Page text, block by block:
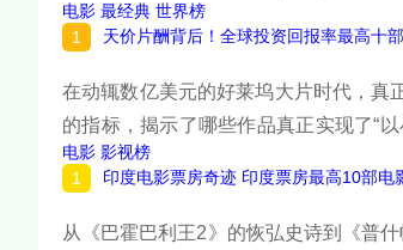
幕杰作，用教科书级的视觉语言证明：
吧！
电影 最经典 世界榜
天价片酬背后！全球投资回报率最高十
在动辄数亿美元的好莱坞大片时代，真
的指标，揭示了哪些作品真正实现了“
恐怖片系列，这些电影用实实在在的数
电影 影视榜
印度电影票房奇迹 印度票房最高10部电
从《巴霍巴利王2》的恢弘史诗到《普